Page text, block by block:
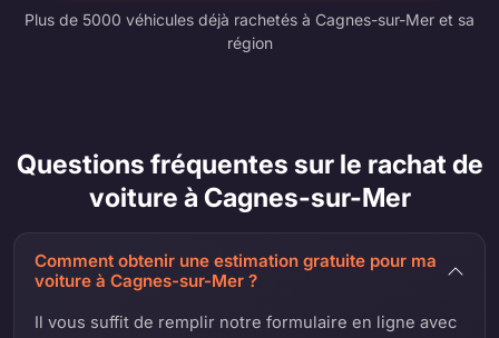
Plus de 5000 véhicules déjà rachetés à Cagnes-sur-Mer et sa
région
Questions fréquentes sur le rachat de
voiture à Cagnes-sur-Mer
Comment obtenir une estimation gratuite pour ma
voiture à Cagnes-sur-Mer ?
Il vous suffit de remplir notre formulaire en ligne avec